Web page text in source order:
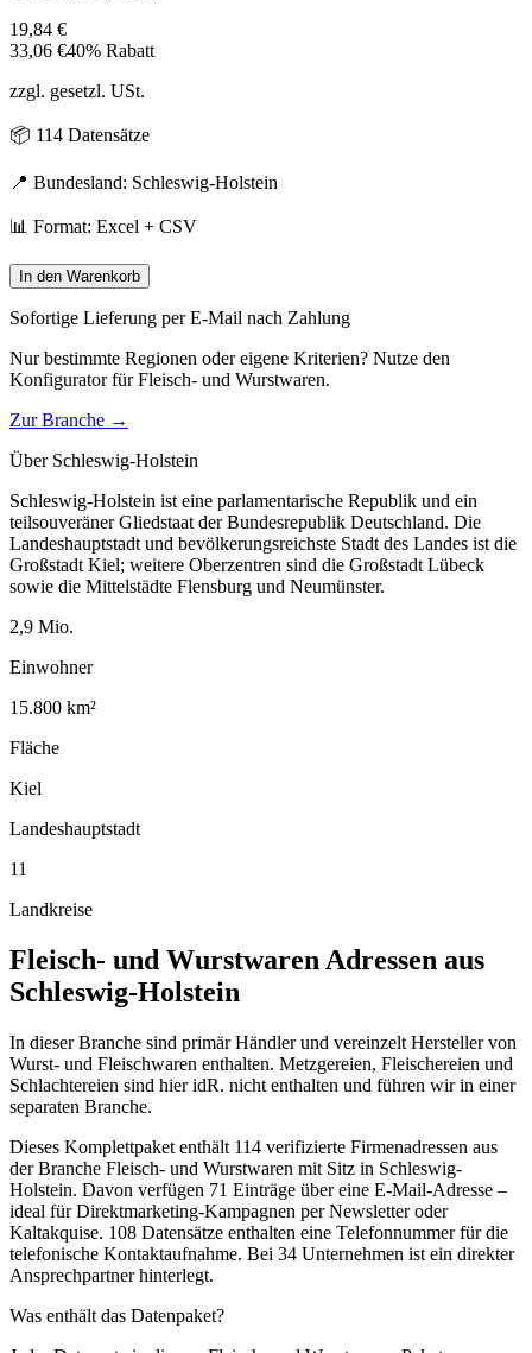
19,84 €
33,06 €40% Rabatt
zzgl. gesetzl. USt.
📦 114 Datensätze
📍 Bundesland: Schleswig-Holstein
📊 Format: Excel + CSV
In den Warenkorb
Sofortige Lieferung per E-Mail nach Zahlung
Nur bestimmte Regionen oder eigene Kriterien? Nutze den
Konfigurator fürFleisch- und Wurstwaren.
Zur Branche →
Über Schleswig-Holstein
Schleswig-Holstein ist eine parlamentarische Republik und ein
teilsouveräner Gliedstaat der Bundesrepublik Deutschland. Die
Landeshauptstadt und bevölkerungsreichste Stadt des Landes ist die
Großstadt Kiel; weitere Oberzentren sind die Großstadt Lübeck
sowie die Mittelstädte Flensburg und Neumünster.
2,9 Mio.
Einwohner
15.800 km²
Fläche
Kiel
Landeshauptstadt
11
Landkreise
Fleisch- und Wurstwaren Adressen aus
Schleswig-Holstein
In dieser Branche sind primär Händler und vereinzelt Hersteller von
Wurst- und Fleischwaren enthalten. Metzgereien, Fleischereien und
Schlachtereien sind hier idR. nicht enthalten und führen wir in einer
separaten Branche.
Dieses Komplettpaket enthält 114 verifizierte Firmenadressen aus
der Branche Fleisch- und Wurstwaren mit Sitz in Schleswig-
Holstein. Davon verfügen 71 Einträge über eine E-Mail-Adresse –
ideal für Direktmarketing-Kampagnen per Newsletter oder
Kaltakquise. 108 Datensätze enthalten eine Telefonnummer für die
telefonische Kontaktaufnahme. Bei 34 Unternehmen ist ein direkter
Ansprechpartner hinterlegt.
Was enthält das Datenpaket?